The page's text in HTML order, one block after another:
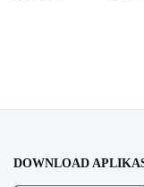
DOWNLOAD